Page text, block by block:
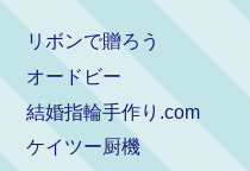
リボンで贈ろう
オードビー
結婚指輪手作り.com
ケイツー厨機